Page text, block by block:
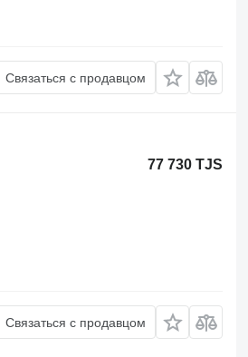
Связаться с продавцом
77 730 TJS
Связаться с продавцом